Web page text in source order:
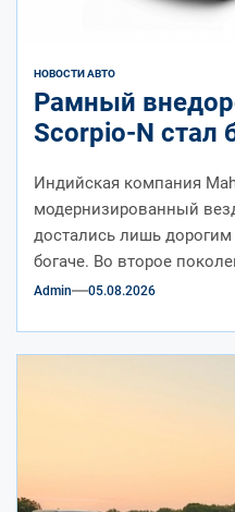
НОВОСТИ АВТО
Рамный
Scorpio-N стал
Индийская компания
модернизированный
достались лишь
богаче. Во второе
Mahindra...
Admin 05.08.2026